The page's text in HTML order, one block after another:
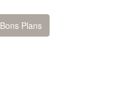
Bons Plans